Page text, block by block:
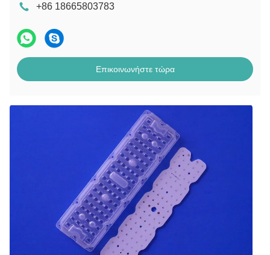
+86 18665803783
Επικοινωνήστε τώρα